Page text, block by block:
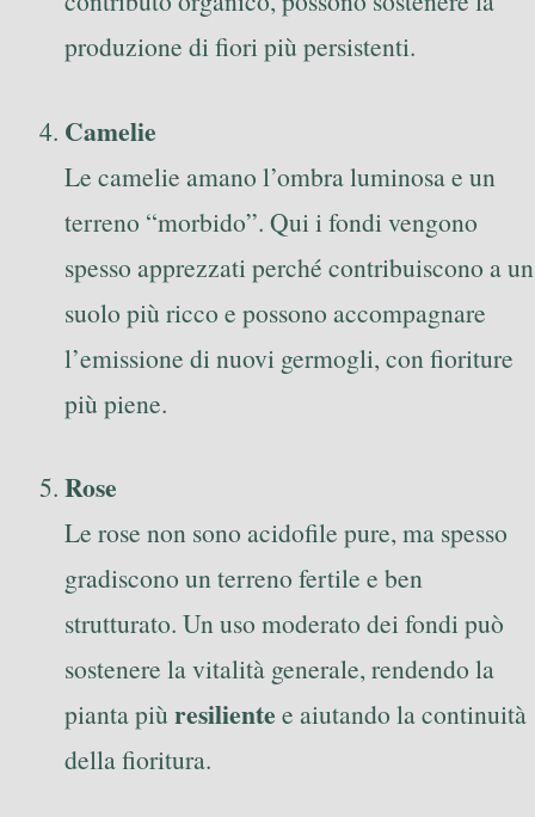
produzione di fiori più persistenti.
Camelie
Le camelie amano l’ombra luminosa e un
terreno “morbido”. Qui i fondi vengono
spesso apprezzati perché contribuiscono a un
suolo più ricco e possono accompagnare
l’emissione di nuovi germogli, con fioriture
più piene.
Rose
Le rose non sono acidofile pure, ma spesso
gradiscono un terreno fertile e ben
strutturato. Un uso moderato dei fondi può
sostenere la vitalità generale, rendendo la
pianta più resiliente e aiutando la continuità
della fioritura.